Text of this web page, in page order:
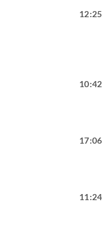
12:25
10:42
17:06
11:24